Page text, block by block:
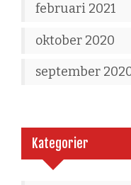
februari 2021
oktober 2020
september
Kategorier